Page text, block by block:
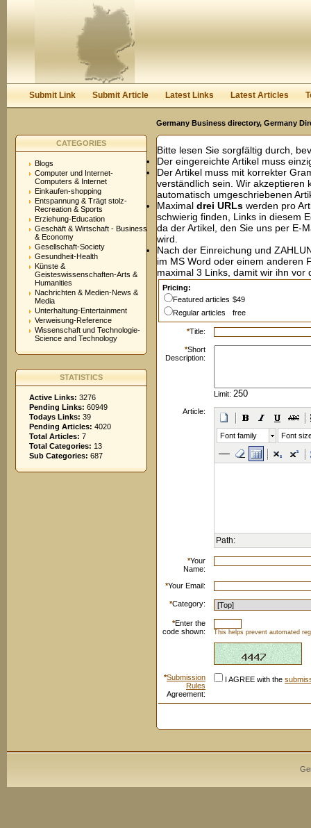
Keep me logged in.
Submit Link Submit Article Latest Links Latest Articles
Germany Business directory, Germany
CATEGORIES
Blogs
Computer und Internet-
Computers & Internet
Einkaufen-shopping
Entspannung & Trägt stolz-
Recreation & Sports
Erziehung-Education
Geschäft & Wirtschaft - Business
& Economy
Gesellschaft-Society
Gesundheit-Health
Künste &
Geisteswissenschaften-Arts &
Humanities
Nachrichten & Medien-News &
Media
Unterhaltung-Entertainment
Verweisung-Reference
Wissenschaft und Technologie-
Science and Technology
STATISTICS
Active Links: 3276
Pending Links: 60949
Todays Links: 39
Pending Articles: 4020
Total Articles: 7
Total Categories: 13
Sub Categories: 687
Bitte lesen Sie sorgfältig durch,
Der eingereichte Artikel muss
Der Artikel muss mit korrekter
verständlich sein. Wir akzeptieren
automatisch umgeschriebenen
Maximal drei URLs werden pro
schwierig finden, Links in diesem
da der Artikel, den Sie uns per E-
wird.
Nach der Einreichung und
im MS Word oder einem anderen
maximal 3 Links, damit wir ihn
Pricing:
Featured articles $49
Regular articles
free
*Title:
*Short
Description:
Limit:
Article:
Font family Font
Path:
*Your
Name:
*Your Email:
*Category:
*Enter the
code shown:
This helps prevent automated
*Submission
Rules
Agreement:
I AGREE with the